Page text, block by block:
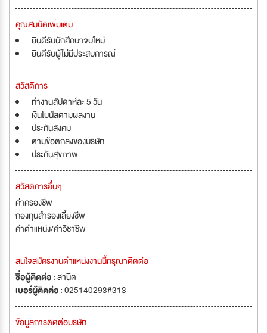
คุณสมบัติเพิ่มเติม
ยินดีรับนักศึกษาจบใหม่
ยินดีรับผู้ไม่มีประสบการณ์
สวัสดิการ
ทำงานสัปดาห์ละ 5 วัน
เงินโบนัสตามผลงาน
ประกันสังคม
ตามข้อตกลงของบริษัท
ประกันสุขภาพ
สวัสดิการอื่นๆ
ค่าครองชีพ
กองทุนสำรองเลี้ยงชีพ
ค่าตำแหน่ง/ค่าวิชาชีพ
สนใจสมัครงานตำแหน่งงานนี้กรุณาติดต่อ
ชื่อผู้ติดต่อ :สานิต
เบอร์ผู้ติดต่อ :025140293#313
ข้อมูลการติดต่อบริษัท